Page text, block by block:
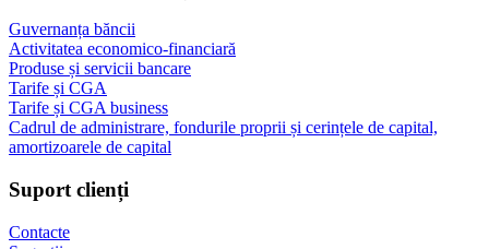
Guvernanța băncii
Activitatea economico-financiară
Produse și servicii bancare
Tarife și CGA
Tarife și CGA business
Cadrul de administrare, fondurile proprii și cerințele de capital,
amortizoarele de capital
Suport clienți
Contacte